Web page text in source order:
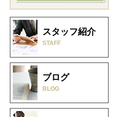
スタッフ紹介
STAFF
ブログ
BLOG